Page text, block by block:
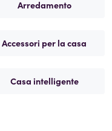
Arredamento
Accessori per la casa
Casa intelligente